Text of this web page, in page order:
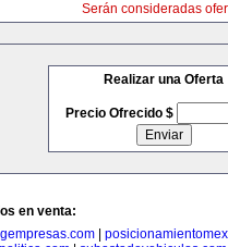
Serán consideradas
Realizar una Oferta
Precio Ofrecido $
en venta: